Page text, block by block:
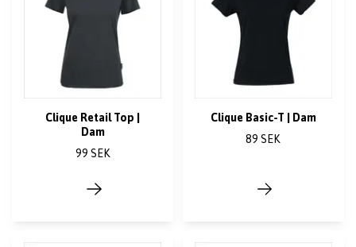
Clique Retail Top |
Dam
99 SEK
Clique Basic-T | Dam
89 SEK